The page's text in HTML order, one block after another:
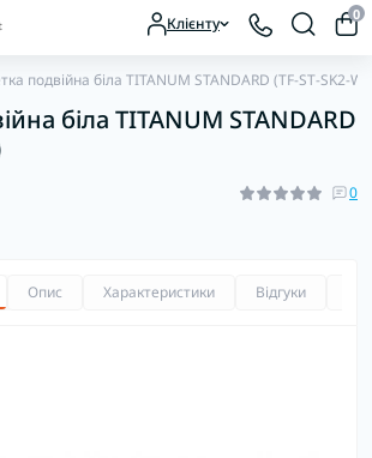
Клієнту 0
подвійна біла TITANUM STANDARD (TF-ST-SK2-W)
біла TITANUM STANDARD
0
Опис Характеристики Відгуки